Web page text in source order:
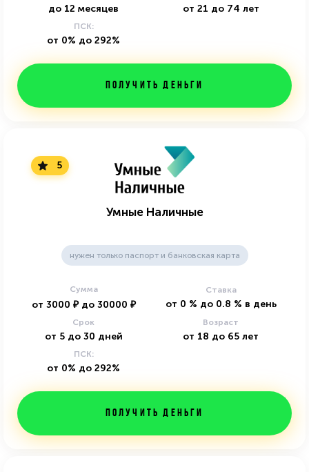
до 12 месяцев от 21 до 74 лет
ПСК:
от 0% до 292%
Получить деньги
5
Умные Наличные
нужен только паспорт и банковская карта
Сумма
от 3000 ₽ до 30000 ₽
Ставка
от 0 % до 0.8 % в день
Срок
от 5 до 30 дней
Возраст
от 18 до 65 лет
ПСК:
от 0% до 292%
Получить деньги